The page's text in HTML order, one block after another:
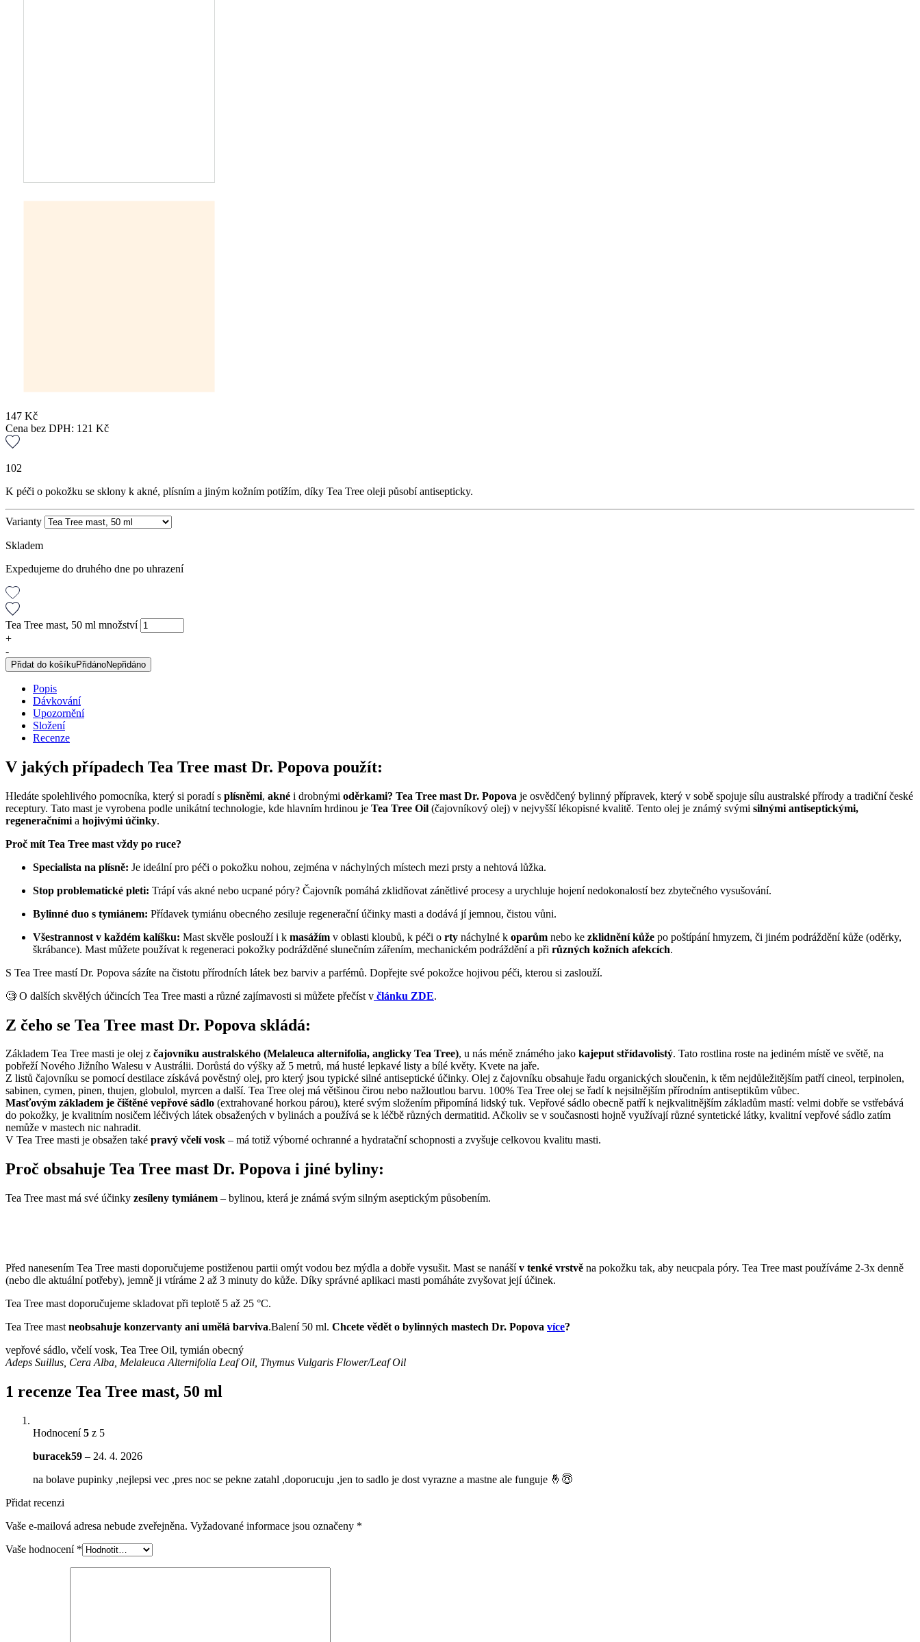
147 Kč
Cena bez DPH: 121 Kč
102
K péči o pokožku se sklony k akné, plísním a jiným kožním potížím, díky Tea Tree oleji působí antisepticky.
Varianty
Skladem
Expedujeme do druhého dne po uhrazení
Tea Tree mast, 50 ml množství
+
-
Přidat do košíkuPřidánoNepřidáno
Popis
Dávkování
Upozornění
Složení
Recenze
V jakých případech Tea Tree mast Dr. Popova použít:
Hledáte spolehlivého pomocníka, který si poradí s plísněmi, akné i drobnými oděrkami? Tea Tree mast Dr. Popova je osvědčený bylinný přípravek, který v sobě spojuje sílu australské přírody a tradiční české
receptury. Tato mast je vyrobena podle unikátní technologie, kde hlavním hrdinou je Tea Tree Oil (čajovníkový olej) v nejvyšší lékopisné kvalitě. Tento olej je známý svými silnými antiseptickými,
regeneračními a hojivými účinky.
Proč mít Tea Tree mast vždy po ruce?
Specialista na plísně: Je ideální pro péči o pokožku nohou, zejména v náchylných místech mezi prsty a nehtová lůžka.
Stop problematické pleti: Trápí vás akné nebo ucpané póry? Čajovník pomáhá zklidňovat zánětlivé procesy a urychluje hojení nedokonalostí bez zbytečného vysušování.
Bylinné duo s tymiánem: Přídavek tymiánu obecného zesiluje regenerační účinky masti a dodává jí jemnou, čistou vůni.
Všestrannost v každém kalíšku: Mast skvěle poslouží i k masážím v oblasti kloubů, k péči o rty náchylné k oparům nebo ke zklidnění kůže po poštípání hmyzem, či jiném podráždění kůže (oděrky,
škrábance). Mast můžete používat k regeneraci pokožky podrážděné slunečním zářením, mechanickém podráždění a při různých kožních afekcích.
S Tea Tree mastí Dr. Popova sázíte na čistotu přírodních látek bez barviv a parfémů. Dopřejte své pokožce hojivou péči, kterou si zaslouží.
🧐 O dalších skvělých účincích Tea Tree masti a různé zajímavosti si můžete přečíst v článku ZDE.
Z čeho se Tea Tree mast Dr. Popova skládá:
Základem Tea Tree masti je olej z čajovníku australského (Melaleuca alternifolia, anglicky Tea Tree), u nás méně známého jako kajeput střídavolistý. Tato rostlina roste na jediném místě ve světě, na
pobřeží Nového Jižního Walesu v Austrálii. Dorůstá do výšky až 5 metrů, má husté lepkavé listy a bílé květy. Kvete na jaře.
Z listů čajovníku se pomocí destilace získává pověstný olej, pro který jsou typické silné antiseptické účinky. Olej z čajovníku obsahuje řadu organických sloučenin, k těm nejdůležitějším patří cineol, terpinolen,
sabinen, cymen, pinen, thujen, globulol, myrcen a další. Tea Tree olej má většinou čirou nebo nažloutlou barvu. 100% Tea Tree olej se řadí k nejsilnějším přírodním antiseptikům vůbec.
Masťovým základem je čištěné vepřové sádlo (extrahované horkou párou), které svým složením připomíná lidský tuk. Vepřové sádlo obecně patří k nejkvalitnějším základům mastí: velmi dobře se vstřebává
do pokožky, je kvalitním nosičem léčivých látek obsažených v bylinách a používá se k léčbě různých dermatitid. Ačkoliv se v současnosti hojně využívají různé syntetické látky, kvalitní vepřové sádlo zatím
nemůže v mastech nic nahradit.
V Tea Tree masti je obsažen také pravý včelí vosk – má totiž výborné ochranné a hydratační schopnosti a zvyšuje celkovou kvalitu masti.
Proč obsahuje Tea Tree mast Dr. Popova i jiné byliny:
Tea Tree mast má své účinky zesíleny tymiánem – bylinou, která je známá svým silným aseptickým působením.
Před nanesením Tea Tree masti doporučujeme postiženou partii omýt vodou bez mýdla a dobře vysušit. Mast se nanášív tenké vrstvě na pokožku tak, aby neucpala póry. Tea Tree mast používáme 2-3x denně
(nebo dle aktuální potřeby), jemně ji vtíráme 2 až 3 minuty do kůže. Díky správné aplikaci masti pomáháte zvyšovat její účinek.
Tea Tree mast doporučujeme skladovat při teplotě 5 až 25 °C.
Tea Tree mast neobsahuje konzervanty ani umělá barviva.Balení 50 ml. Chcete vědět o bylinných mastech Dr. Popova více?
vepřové sádlo, včelí vosk, Tea Tree Oil, tymián obecný
Adeps Suillus, Cera Alba, Melaleuca Alternifolia Leaf Oil, Thymus Vulgaris Flower/Leaf Oil
1 recenze Tea Tree mast, 50 ml
Hodnocení5 z 5
buracek59 – 24. 4. 2026
na bolave pupinky ,nejlepsi vec ,pres noc se pekne zatahl ,doporucuju ,jen to sadlo je dost vyrazne a mastne ale funguje 🤞😇
Přidat recenzi
Vaše e-mailová adresa nebude zveřejněna. Vyžadované informace jsou označeny *
Vaše hodnocení *